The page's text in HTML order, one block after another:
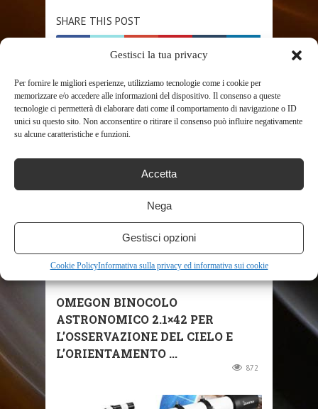
Gestisci la tua privacy
Per fornire le migliori esperienze, utilizziamo tecnologie come i cookie per
memorizzare e/o accedere alle informazioni del dispositivo. Il consenso a queste
tecnologie ci permetterà di elaborare dati come il comportamento di navigazione o ID
unici su questo sito. Non acconsentire o ritirare il consenso può influire negativamente
su alcune caratteristiche e funzioni.
Accetta
Nega
Gestisci opzioni
Cookie PolicyInformativa sulla privacy ed informativa sui cookie
SHARE THIS POST
RELATED POSTS
SHOP
OMEGON BINOCOLO
ASTRONOMICO 2.1×42 PER
L’OSSERVAZIONE DEL CIELO E
L’ORIENTAMENTO ...
872